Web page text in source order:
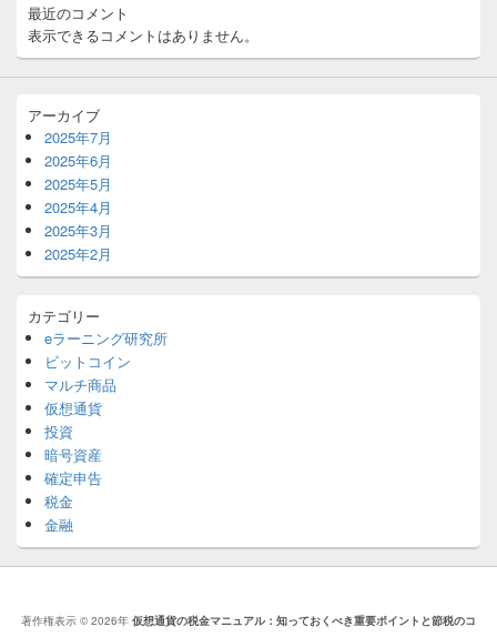
最近のコメント
表示できるコメントはありません。
アーカイブ
2025年7月
2025年6月
2025年5月
2025年4月
2025年3月
2025年2月
カテゴリー
eラーニング研究所
ビットコイン
マルチ商品
仮想通貨
投資
暗号資産
確定申告
税金
金融
著作権表示 © 2026年 仮想通貨の税金マニュアル：知っておくべき重要ポイントと節税のコ